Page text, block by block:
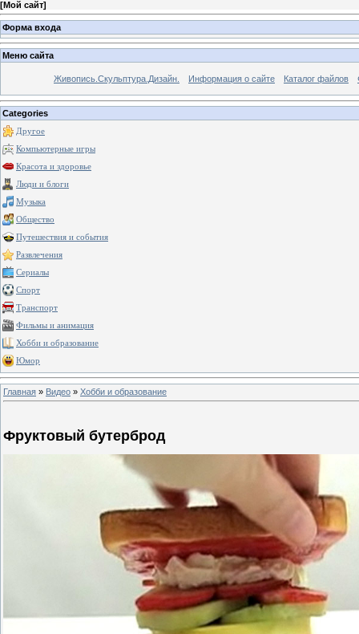
[Мой сайт]
Форма входа
Меню сайта
Живопись.Скульптура.Дизайн. Информация о сайте Каталог файлов
Categories
Другое
Компьютерные игры
Красота и здоровье
Люди и блоги
Музыка
Общество
Путешествия и события
Развлечения
Сериалы
Спорт
Транспорт
Фильмы и анимация
Хобби и образование
Юмор
Главная » Видео » Хобби и образование
Фруктовый бутерброд